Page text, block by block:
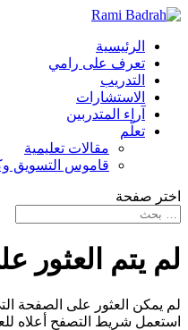
الرئيسية
تعرف على رامي
التدريب
الاستشارات
آراء المتدربين
تعلّم
مقالات تعليمية
قاموس التسويق
اختر صفحة
لم يتم العثور
لم يمكن العثور على الصفحة
استعمل شريط التصفح أعلاه